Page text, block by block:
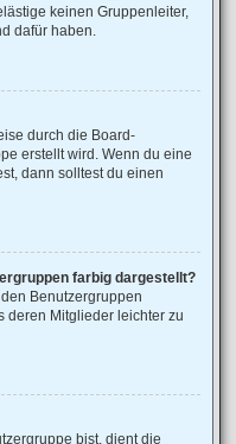
keinen Gruppenleiter,
dafür haben.
durch die Board-
erstellt wird. Wenn du eine
dann solltest du einen
farbig dargestellt?
Benutzergruppen
deren Mitglieder leichter zu
bist, dient die